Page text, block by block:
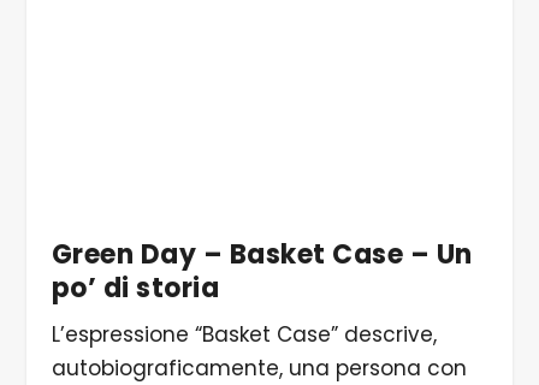
Green Day – Basket Case – Un
po’ di storia
L’espressione “Basket Case” descrive,
autobiograficamente, una persona con